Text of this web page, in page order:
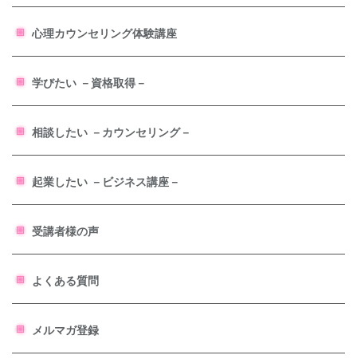
心理カウンセリング体験講座
学びたい －資格取得－
相談したい －カウンセリング－
起業したい －ビジネス講座－
受講者様の声
よくある質問
メルマガ登録